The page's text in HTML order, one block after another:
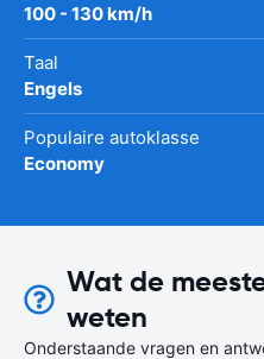
100 - 130 km/h
Taal
Engels
Populaire autoklasse
Economy
Wat de
weten
Onderstaande vragen en